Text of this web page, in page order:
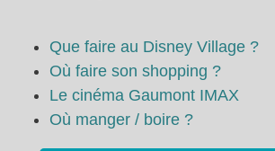
Que faire au Disney Village ?
Où faire son shopping ?
Le cinéma Gaumont IMAX
Où manger / boire ?